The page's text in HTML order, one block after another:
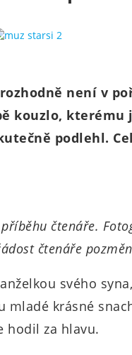
není v
kouzlo, kterému
podlehl.
čtenáře.
čtenáře
svého
mladé krásné
hodil za hlavu.